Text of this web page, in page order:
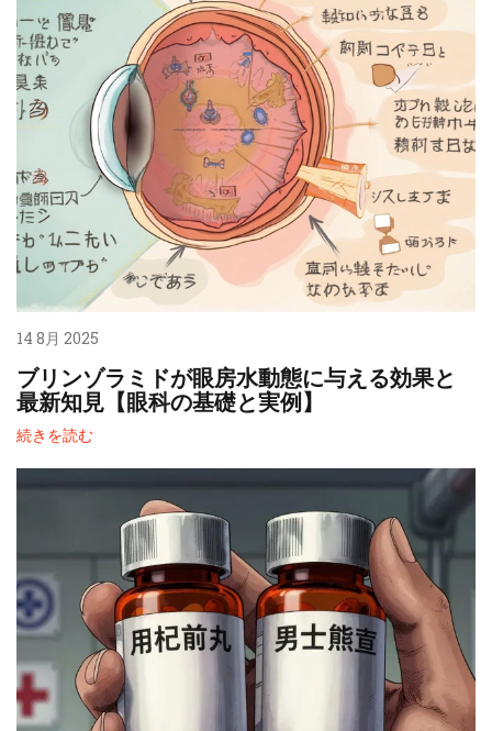
14 8月 2025
ブリンゾラミドが眼房水動態に与える効果と
最新知見【眼科の基礎と実例】
続きを読む